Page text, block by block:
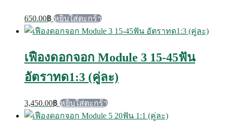
650.00฿ หยิบใส่ตะกร้า
เฟืองดอกจอก Module 3 15-45ฟัน
อัตราทด1:3 (คู่ละ)
3,450.00฿ หยิบใส่ตะกร้า